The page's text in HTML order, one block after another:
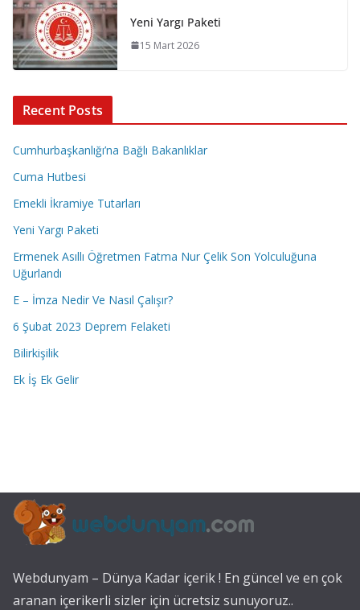
Yeni Yargı Paketi
15 Mart 2026
Recent Posts
Cumhurbaşkanlığı’na Bağlı Bakanlıklar
Cuma Hutbesi
Emekli İkramiye Tutarları
Yeni Yargı Paketi
Ermenek Asıllı Öğretmen Fatma Nur Çelik Son Yolculuğuna
Uğurlandı
E – İmza Nedir Ve Nasıl Çalışır?
6 Şubat 2023 Deprem Felaketi
Bilirkişilik
Ek İş Ek Gelir
Webdunyam – Dünya Kadar içerik ! En güncel ve en çok
aranan içerikerli sizler için ücretsiz sunuyoruz..